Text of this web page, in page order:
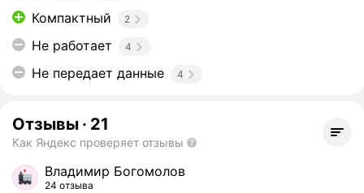
Компактный 2
Не работает 4
Не передает данные 4
Отзывы · 21
Как Яндекс проверяет отзывы
Владимир Богомолов
24 отзыва